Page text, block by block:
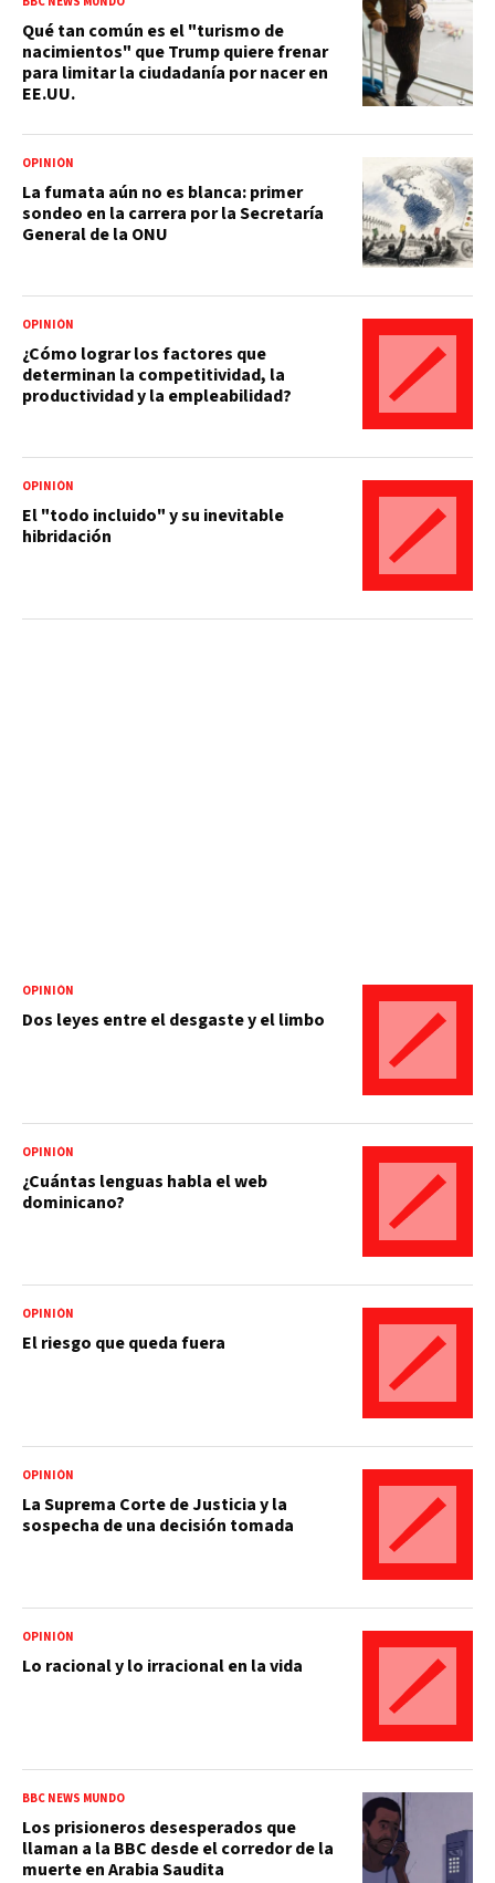
Qué tan común es el "turismo de
nacimientos" que Trump quiere frenar
para limitar la ciudadanía por nacer en
EE.UU.
OPINIÓN
La fumata aún no es blanca: primer
sondeo en la carrera por la Secretaría
General de la ONU
OPINIÓN
¿Cómo lograr los factores que
determinan la competitividad, la
productividad y la empleabilidad?
OPINIÓN
El "todo incluido" y su inevitable
hibridación
OPINIÓN
Dos leyes entre el desgaste y el limbo
OPINIÓN
¿Cuántas lenguas habla el web
dominicano?
OPINIÓN
El riesgo que queda fuera
OPINIÓN
La Suprema Corte de Justicia y la
sospecha de una decisión tomada
OPINIÓN
Lo racional y lo irracional en la vida
BBC NEWS MUNDO
Los prisioneros desesperados que
llaman a la BBC desde el corredor de la
muerte en Arabia Saudita